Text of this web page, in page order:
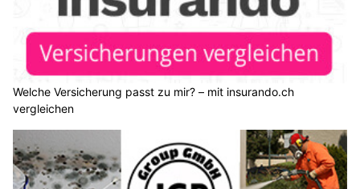
Welche Versicherung passt zu mir? – mit insurando.ch
vergleichen